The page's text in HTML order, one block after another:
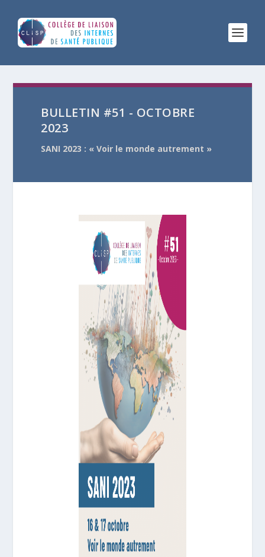
BULLETIN #51 - OCTOBRE
2023
SANI 2023 : « Voir le monde autrement »